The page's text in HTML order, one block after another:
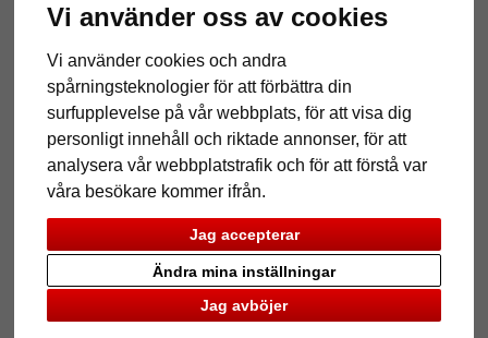
Vi använder oss av cookies
Vi använder cookies och andra
spårningsteknologier för att förbättra din
surfupplevelse på vår webbplats, för att visa dig
personligt innehåll och riktade annonser, för att
analysera vår webbplatstrafik och för att förstå var
våra besökare kommer ifrån.
Jag accepterar
Jag avböjer
Ändra mina inställningar
Tillbaka